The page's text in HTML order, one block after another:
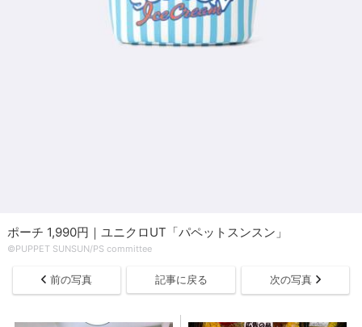
ポーチ 1,990円｜ユニクロUT「パペットスンスン」
©PUPPET SUNSUN/PS committee
前の写真 記事に戻る 次の写真